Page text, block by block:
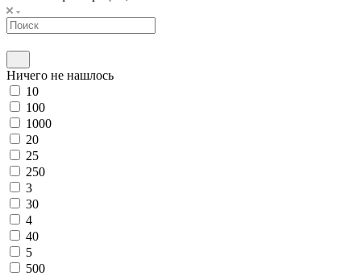
Ничего не нашлось
10
100
1000
20
25
250
3
30
4
40
5
500